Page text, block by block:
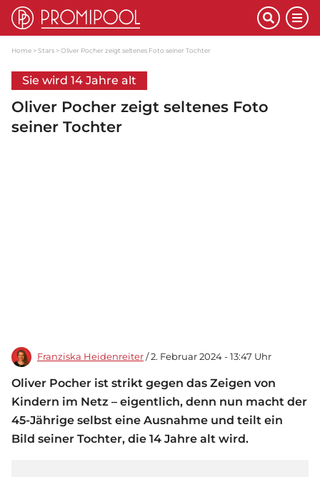
Home Stars Oliver Pocher zeigt seltenes Foto seiner Tochter
Sie wird 14 Jahre alt
Oliver Pocher zeigt seltenes Foto
seiner Tochter
Franziska Heidenreiter / 2. Februar 2024 - 13:47 Uhr
Oliver Pocher ist strikt gegen das Zeigen von
Kindern im Netz – eigentlich, denn nun macht der
45-Jährige selbst eine Ausnahme und teilt ein
Bild seiner Tochter, die 14 Jahre alt wird.